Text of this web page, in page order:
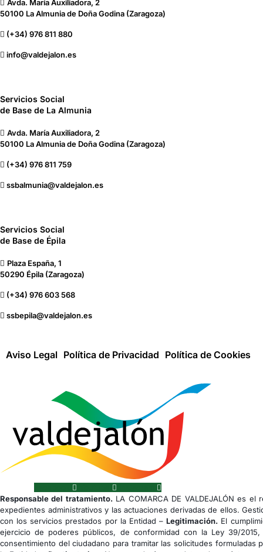
Avda. María Auxiliadora, 2
50100 La Almunia de Doña Godina (Zaragoza)
(+34) 976 811 880
info@valdejalon.es
Servicios Social
de Base de La Almunia
Avda. María Auxiliadora, 2
50100 La Almunia de Doña Godina (Zaragoza)
(+34) 976 811 759
ssbalmunia@valdejalon.es
Servicios Social
de Base de Épila
Plaza España, 1
50290 Épila (Zaragoza)
(+34) 976 603 568
ssbepila@valdejalon.es
Aviso Legal Política de Privacidad Política de Cookies
Responsable del tratamiento.LA COMARCA DE VALDEJALÓN es
expedientes administrativos y las actuaciones derivadas de ellos.
con los servicios prestados por la Entidad –Legitimación. El
ejercicio de poderes públicos, de conformidad con la Ley 39/
consentimiento del ciudadano para tramitar las solicitudes